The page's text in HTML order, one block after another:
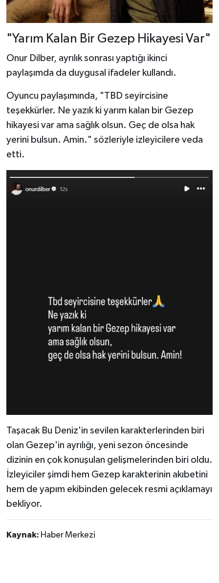
"Yarım Kalan Bir Gezep Hikayesi Var"
Onur Dilber, ayrılık sonrası yaptığı ikinci
paylaşımda da duygusal ifadeler kullandı.
Oyuncu paylaşımında, "TBD seyircisine
teşekkürler. Ne yazık ki yarım kalan bir Gezep
hikayesi var ama sağlık olsun. Geç de olsa hak
yerini bulsun. Amin." sözleriyle izleyicilere veda
etti.
Taşacak Bu Deniz'in sevilen karakterlerinden biri
olan Gezep'in ayrılığı, yeni sezon öncesinde
dizinin en çok konuşulan gelişmelerinden biri oldu.
İzleyiciler şimdi hem Gezep karakterinin akıbetini
hem de yapım ekibinden gelecek resmi açıklamayı
bekliyor.
Kaynak: Haber Merkezi